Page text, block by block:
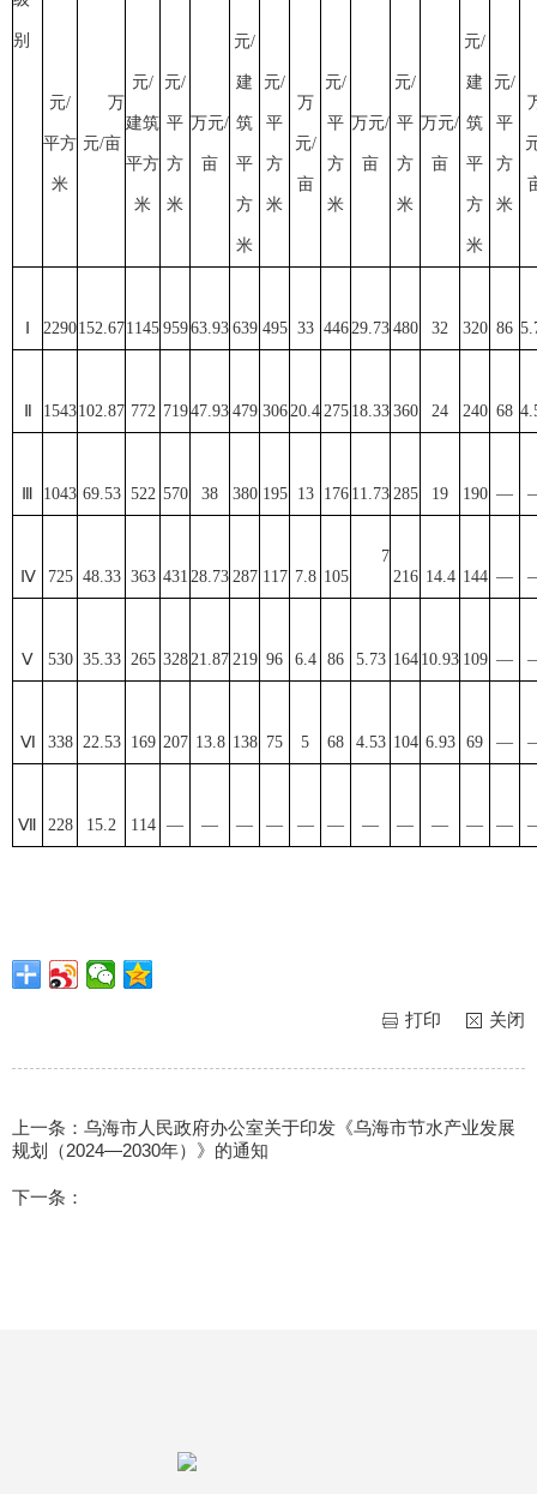
别
元/
平方
米
万
元/亩
元/
建筑
平方
米
元/
平
方
米
万元/
亩
元/
建
筑
平
方
米
元/
平
方
米
万
元/
亩
元/
平
方
米
万元/
亩
元/
平
方
米
万元/
亩
元/
建
筑
平
方
米
元/
平
方
米
2290152.671145 95963.93 639 495 33 44629.73 480 32 320 86 5.
1543102.87 772 71947.93 479 30620.4 275 18.33 360 24 240 68 4.
1043 69.53 522 570 38 380 195 13 176 11.73 285 19 190 —
Ⅳ 725 48.33 363 431 28.73 287 117 7.8 105
7
216 14.4 144 —
Ⅴ 530 35.33 265 32821.87 219 96 6.4 86 5.73 164 10.93 109 —
Ⅵ 338 22.53 169 207 13.8 138 75 5 68 4.53 104 6.93 69 —
Ⅶ 228 15.2 114 — — — — — — — — — — —
关闭
打印
上一条： 乌海市人民政府办公室关于印发《乌海市节水产业发展
规划（2024—2030年）》的通知
下一条：